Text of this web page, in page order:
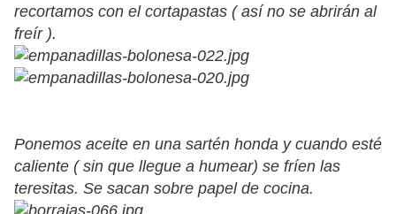
recortamos con el cortapastas ( así no se abrirán al
freír ).
Ponemos aceite en una sartén honda y cuando esté
caliente ( sin que llegue a humear) se fríen las
teresitas. Se sacan sobre papel de cocina.